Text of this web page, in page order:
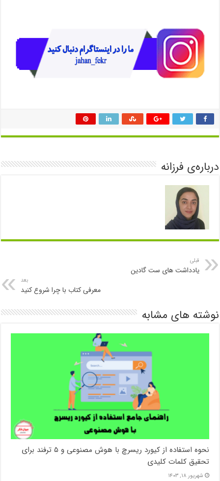
درباره‌ی فرزانه
قبلی
یادداشت های ست گادین
بعد
معرفی کتاب با چرا شروع کنید
نوشته های مشابه
نحوه استفاده از کیورد ریسرچ با هوش مصنوعی و ۵ ترفند برای
تحقیق کلمات کلیدی
شهریور ۱۸, ۱۴۰۳